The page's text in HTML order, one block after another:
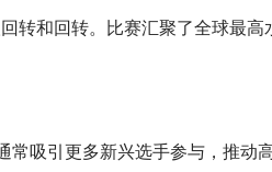
转和回转。比赛汇聚了全球最高
常吸引更多新兴选手参与，推动